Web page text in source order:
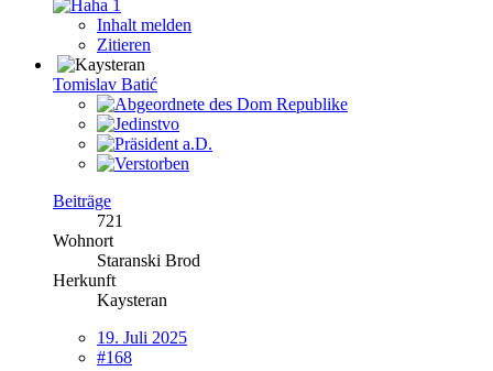
1
Inhalt melden
Zitieren
Tomislav Batić
Beiträge
721
Wohnort
Staranski Brod
Herkunft
Kaysteran
19. Juli 2025
#168